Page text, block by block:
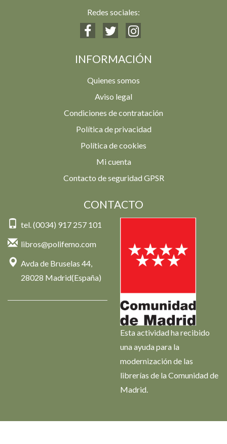
Redes sociales:
INFORMACIÓN
Quienes somos
Aviso legal
Condiciones de contratación
Política de privacidad
Política de cookies
Mi cuenta
Contacto de seguridad GPSR
CONTACTO
tel. (0034) 917 257 101
libros@polifemo.com
Avda de Bruselas 44,
28028 Madrid(España)
Esta actividad ha recibido
una ayuda para la
modernización de las
librerías de la Comunidad de
Madrid.